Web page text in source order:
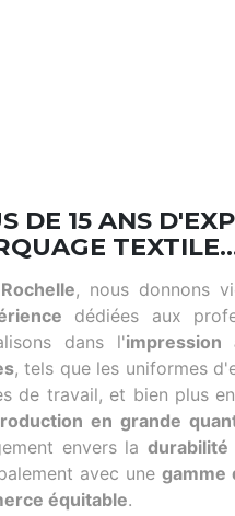
DE 15 ANS
, nous donnons
dédiées aux
dans l'impression
, tels que les uniformes
de travail, et bien plus
en grande
envers la durabilité
avec une gamme
équitable.